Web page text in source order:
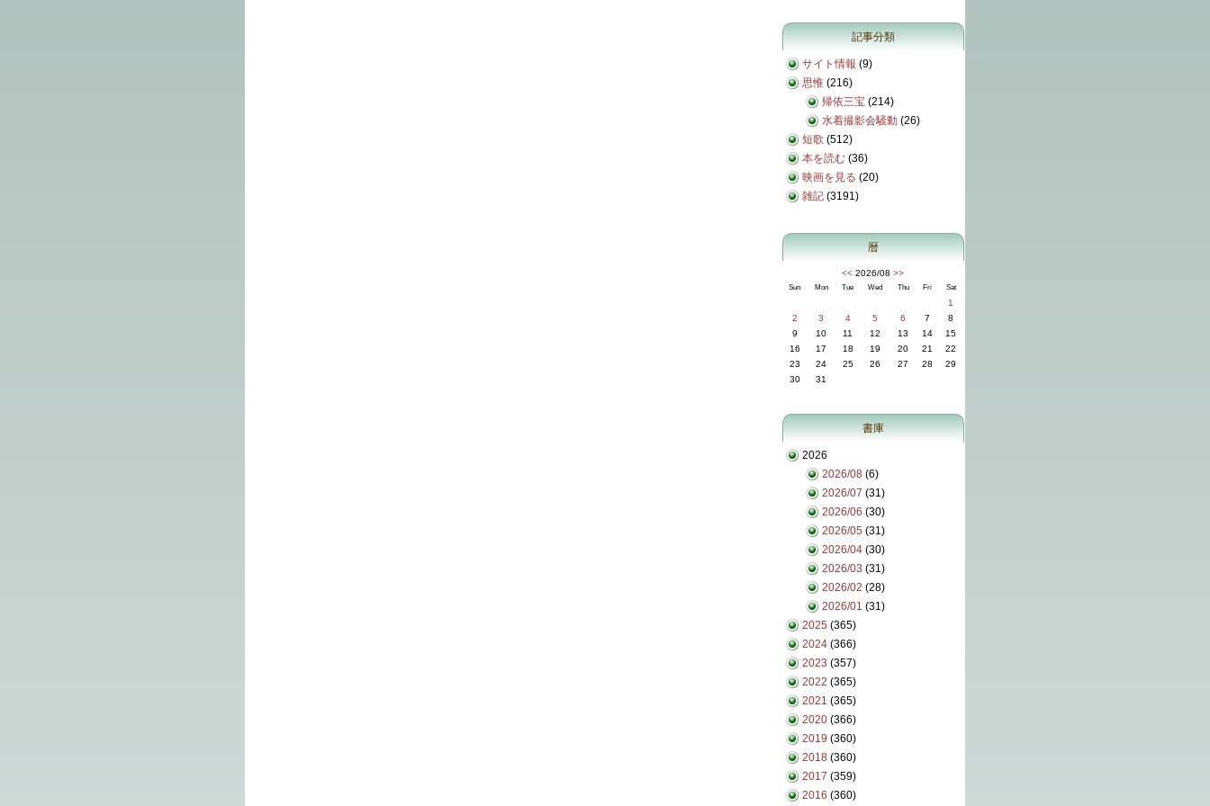
記事分類
サイト情報 (9)
思惟 (216)
帰依三宝 (214)
水着撮影会騒動 (26)
短歌 (512)
本を読む (36)
映画を見る (20)
雑記 (3191)
暦
<< 2026/08 >>
Sun Mon Tue Wed Thu Fri Sat
1
2
3 4 5 6 7
8
9
10 11 12 13 14
15
16
17 18 19 20 21
22
23
24 25 26 27 28
29
30
31
書庫
2026
2026/08 (6)
2026/07 (31)
2026/06 (30)
2026/05 (31)
2026/04 (30)
2026/03 (31)
2026/02 (28)
2026/01 (31)
2025 (365)
2024 (366)
2023 (357)
2022 (365)
2021 (365)
2020 (366)
2019 (360)
2018 (360)
2017 (359)
2016 (360)